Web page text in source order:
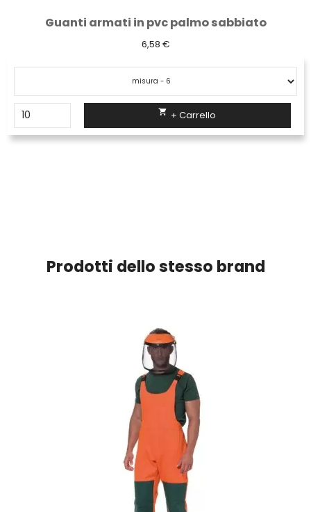
Guanti armati in pvc palmo sabbiato
6,58 €
 + Carrello
Prodotti dello stesso brand